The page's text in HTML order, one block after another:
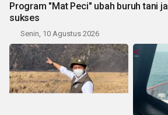
Program "Mat Peci" ubah buruh tani
sukses
Senin, 10 Agustus 2026